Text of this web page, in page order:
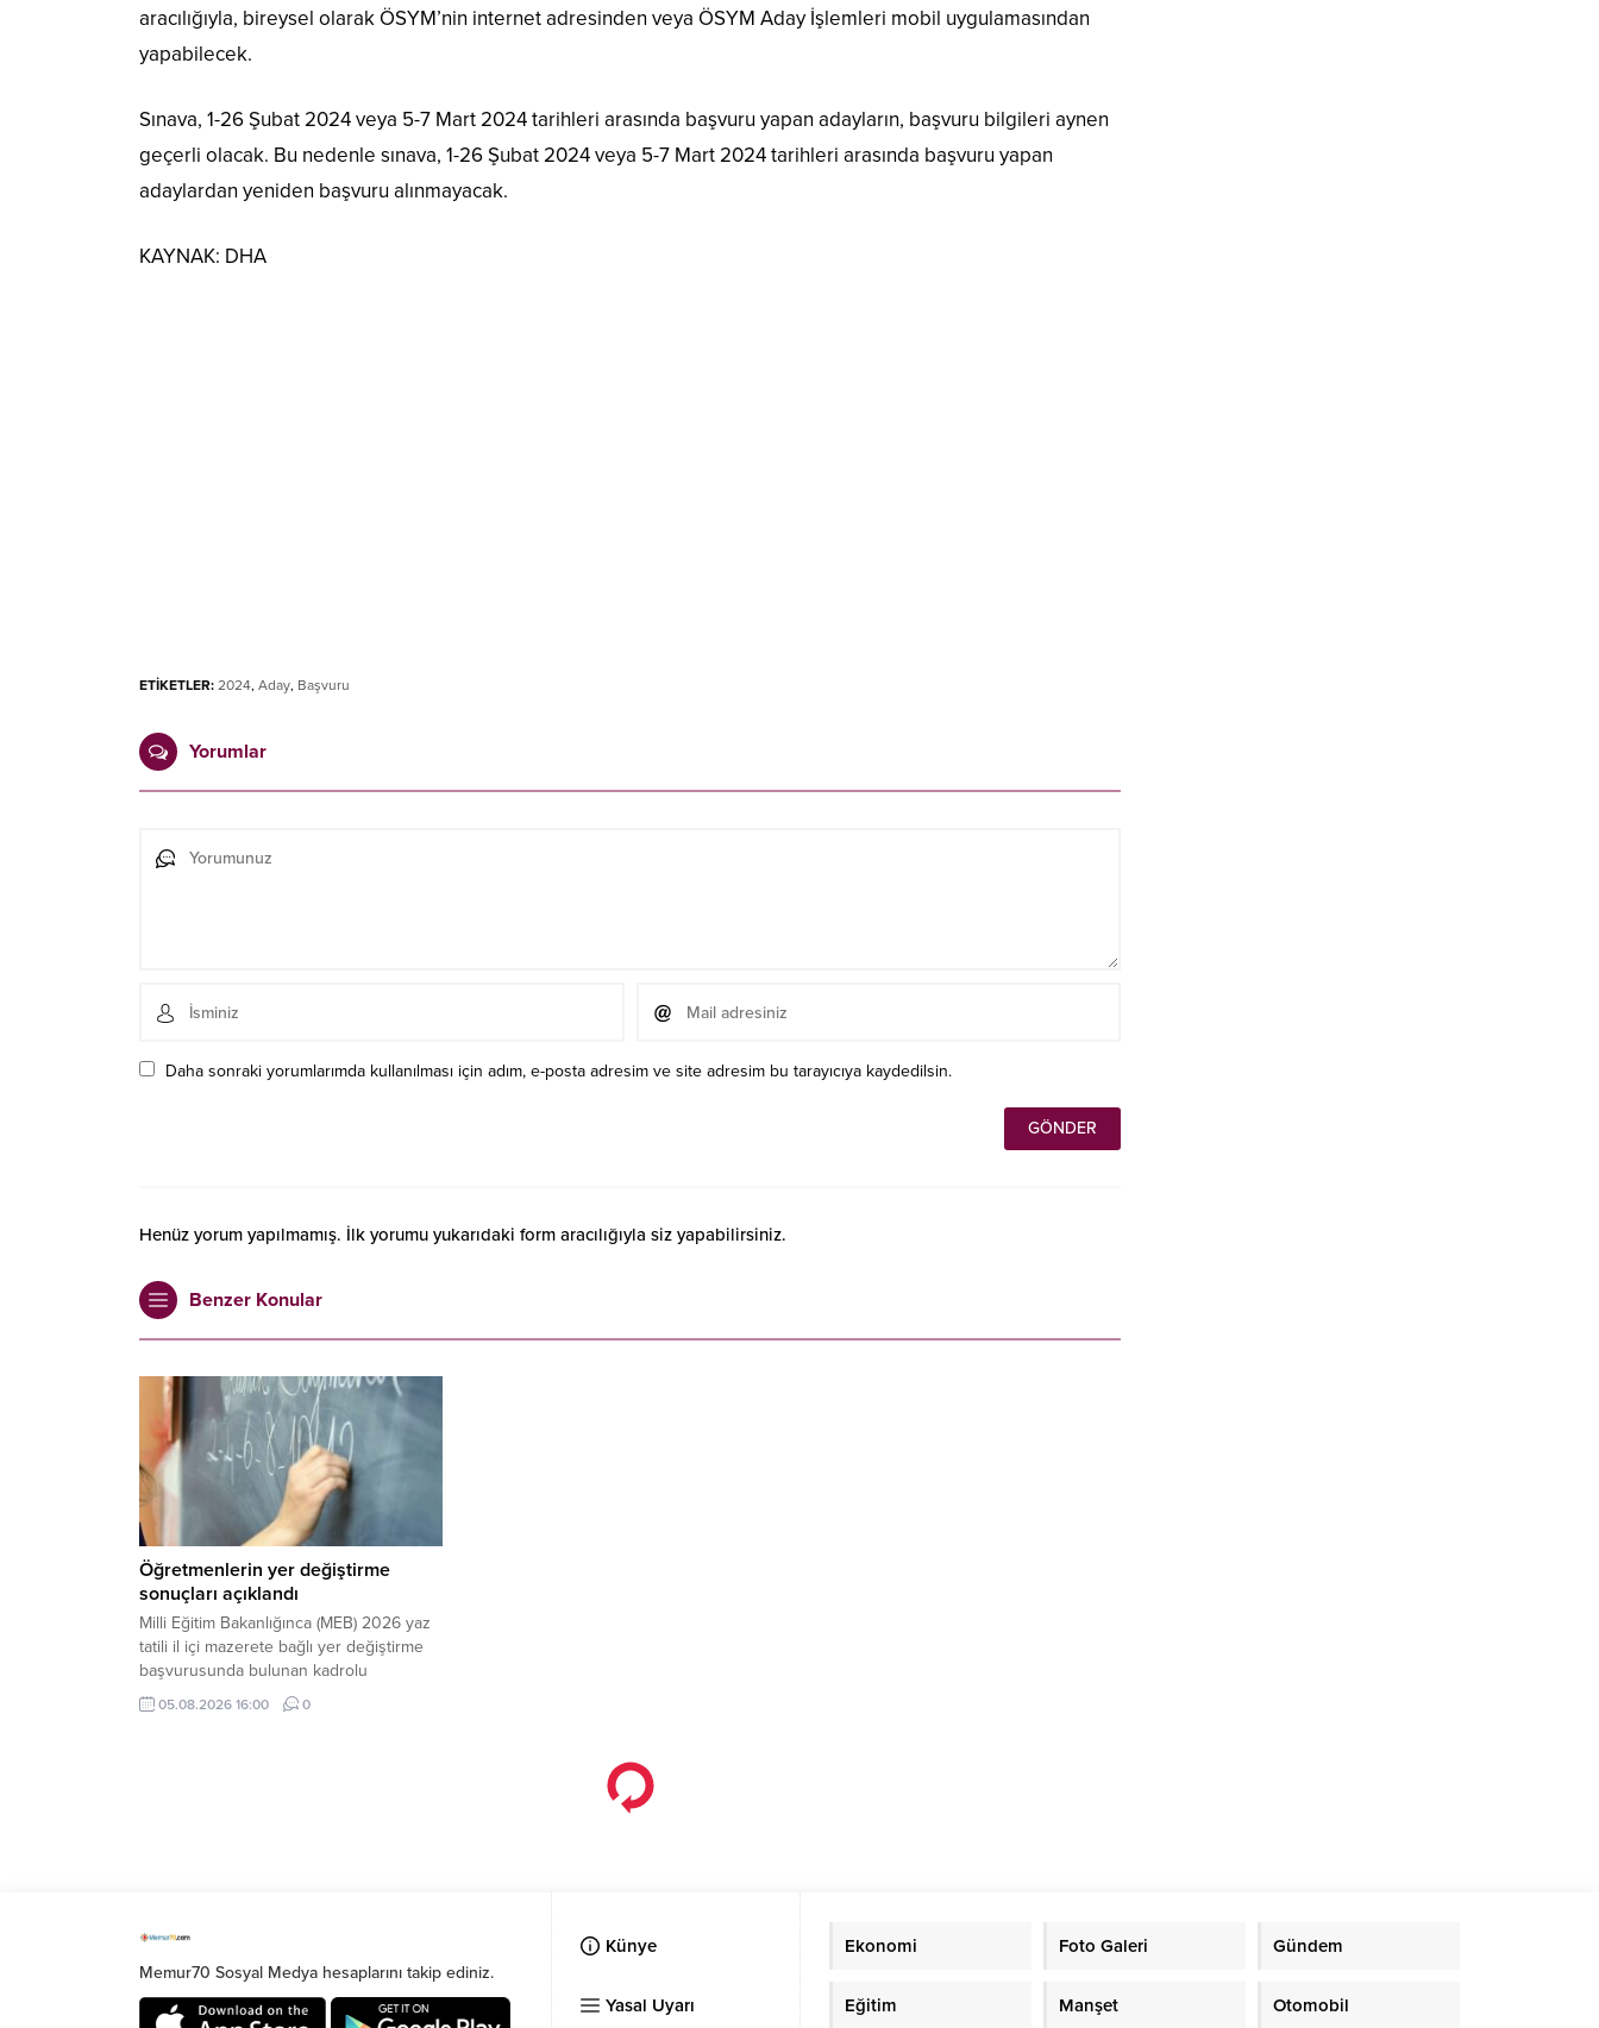
aracılığıyla, bireysel olarak ÖSYM’nin internet adresinden veya ÖSYM Aday İşlemleri mobil uygulamasından
yapabilecek.
Sınava, 1-26 Şubat 2024 veya 5-7 Mart 2024 tarihleri arasında başvuru yapan adayların, başvuru bilgileri aynen
geçerli olacak. Bu nedenle sınava, 1-26 Şubat 2024 veya 5-7 Mart 2024 tarihleri arasında başvuru yapan
adaylardan yeniden başvuru alınmayacak.
KAYNAK: DHA
ETİKETLER: 2024, Aday, Başvuru
Yorumlar
Daha sonraki yorumlarımda kullanılması için adım, e-posta adresim ve site adresim bu tarayıcıya kaydedilsin.
Henüz yorum yapılmamış. İlk yorumu yukarıdaki form aracılığıyla siz yapabilirsiniz.
Benzer Konular
Öğretmenlerin yer değiştirme
sonuçları açıklandı
Milli Eğitim Bakanlığınca (MEB) 2026 yaz
tatili il içi mazerete bağlı yer değiştirme
başvurusunda bulunan kadrolu
öğretmenlerin atama sonuçları açıklandı.
05.08.2026 16:00 0
Memur70 Sosyal Medya hesaplarını takip ediniz.
Künye
Yasal Uyarı
Ekonomi Foto Galeri Gündem
Eğitim Manşet Otomobil